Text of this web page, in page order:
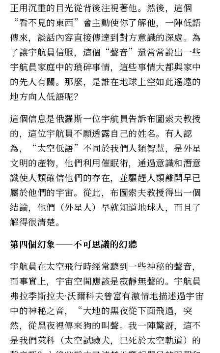
正用沉重的目光從背後注視著他。然後，這個
“看不見的東西”會主動使你了解他，一陣低語
傳來，談話內容直接傳達到對方意識的深處。為
了讓宇航員信服，這個“聲音”還常常說出一些
宇航員家庭中的瑣碎事情，這些事情大都與家中
的先人有關。那麼，是誰在地球上空如此遙遠的
地方向人低語呢？
這個信息是俄羅斯一位宇航員告訴布圖索夫教授
的，這位宇航員不願透露自己的姓名。有人認
為，“太空低語”不同於我們人類智慧，是外星
文明的產物，他們利用催眠術，通過意識和潛意
識使人類確信他們的存在，並驅趕人類離開早已
屬於他們的宇宙。從此，布圖索夫教授得出一個
結論，他們（外星人）早就知道地球人，而且了
解得很清楚。
第四個幻象——不可思議的幻聽
宇航員在太空飛行時經常聽到一些神秘的聲音，
而事實上，宇宙空間應該是寂靜無聲的。宇航員
弗拉季斯拉夫·沃爾科夫曾富有激情地描述過宇宙
中的神秘之音，“大地的黑夜從下面飛過，突
然，從黑夜裡傳來狗的叫聲。我一陣驚訝，這不
是我們萊科（太空試驗犬，已死於太空軌道）的